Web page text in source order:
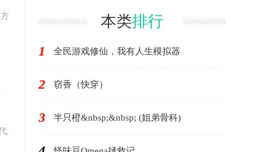
,
本类排行
1 全民游戏修仙，我有人生模拟器
2 窃香（快穿）
3 半只橙&nbsp;&nbsp; (姐弟骨科)